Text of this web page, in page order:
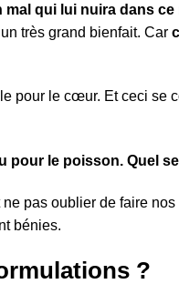
qui lui nuira dans ce
très grand bienfait. Car
pour le cœur. Et ceci se
pour le poisson. Quel
pas oublier de faire
bénies.
?